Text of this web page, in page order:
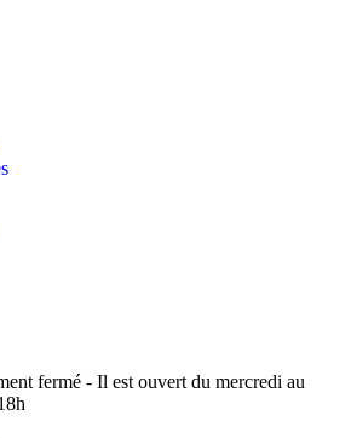
fermé - Il est ouvert du mercredi au